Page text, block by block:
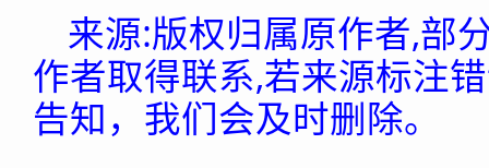
来源:版权归属原作者,部
作者取得联系,若来源标注
告知，我们会及时删除。